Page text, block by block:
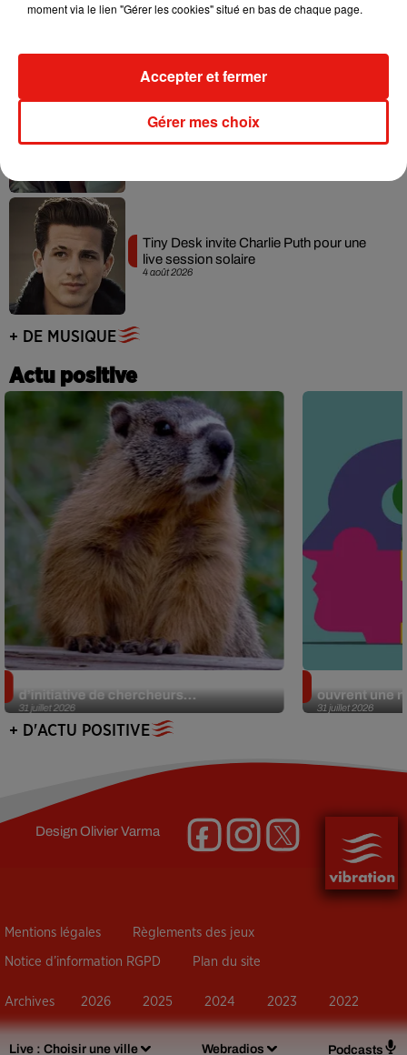
Live : Choisir une ville Webradios Podcasts
collaboration tant attendue
Benny Blanco invite Selena Gomez et
4 août 2026
Tiny Desk invite Charlie Puth pour une
live session solaire
+ DE MUSIQUE
Actu positive
31 juillet 2026
d’initiative de chercheurs...
31 juillet 2026
ouvrent une
+ D'ACTU POSITIVE
DesignOlivier Varma
Mentions légales Règlements des jeux
Notice d’information RGPD Plan du site
Archives 2026 2025 2024 2023 2022
moment via le lien "Gérer les cookies" situé en bas de chaque page.
Gérer mes choix
Accepter et fermer